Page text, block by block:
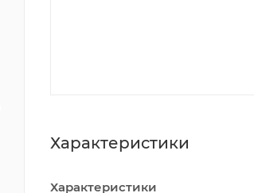
Характеристики
Характеристики